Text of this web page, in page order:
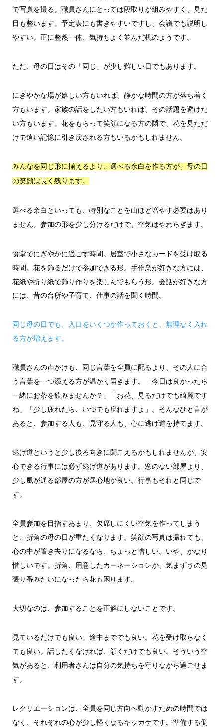
で写真を撮る。職員さんにとっては段取りが組みやすく、見た
目も整います。予定表にも書きやすいですし、会議でも説明し
やすい。正に整然一体、気持ちよく並んだ机のようです。
ただ、母の日はその「同じ」が少し難しい日でもあります。
にぎやかな場が嬉しい方もいれば、静かな時間の方が落ち着く
方もいます。家族の話をしたい方もいれば、その話題を避けた
い方もいます。花をもらって笑顔になる方の隣で、花を見ただ
けで遠い記憶に引き戻される方もいるかもしれません。
みんなを同じ形に揃えるより、選べる余白を作る方が、母の日
の笑顔は長く残ります。
選べる余白といっても、特別なことを山ほど増やす必要はあり
ません。参加の形を少し分けるだけで、空気はやわらぎます。
食堂でにぎやかに過ごす時間。居室で小さなカードを受け取る
時間。花を飾るだけで参加できる形。手作業が好きな方には、
花紙や折り紙で飾り作りを楽しんでもらう形。会話が好きな方
には、昔の台所や子育て、仕事の話を聞く時間。
同じ母の日でも、入口をいくつか作っておくと、無理なく入れ
る方が増えます。
職員さんの声かけも、同じ言葉を全員に配るより、その人に合
う言葉を一つ添える方が温かく届きます。「今日は良かったら
一緒にお茶を飲みませんか？」「お花、見るだけでも綺麗です
ね」「少し疲れたら、いつでも戻れますよ」。そんなひと言が
あると、参加する人も、見守る人も、心に逃げ道を持てます。
逃げ道というと少し後ろ向きに聞こえるかもしれませんが、安
心できる行事には必ず逃げ道があります。窓のない部屋より、
少し風が通る部屋の方が居心地が良い。行事もそれと同じで
す。
全員参加を目指すあまり、欠席しにくい空気を作ってしまう
と、折角の母の日が重たくなります。笑顔の写真は撮れても、
心の中が置き去りになるなら、ちょっと惜しい。いや、かなり
惜しいです。折角、用意したカーネーションが、気まずさの見
張り番みたいになったら花も困ります。
大切なのは、参加することを正解にしないことです。
見ているだけでも良い。途中まででも良い。花を受け取らなく
ても良い。話したくなければ、頷くだけでも良い。そういう空
気があると、利用者さんは自分の気持ちを守りながら過ごせま
す。
レクリエーションは、全員を同じ方向へ動かすための時間では
なく、それぞれの心が少し軽くなるキッカケです。準備する側